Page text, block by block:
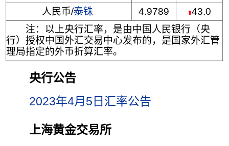
人民币/泰铢 4.9789
43.0
注：以上央行汇率，是由中国人民银行（央
行）授权中国外汇交易中心发布的，是国家外汇管
理局指定的外币折算汇率。
央行公告
2023年4月5日汇率公告
上海黄金交易所